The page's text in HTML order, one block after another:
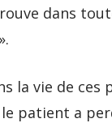
dans
la vie de
patient a